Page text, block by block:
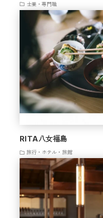
士業・専門職
RITA八女福島
旅行・ホテル・旅館